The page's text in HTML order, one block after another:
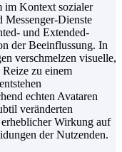
im Kontext sozialer
Dienste
und Extended-
der Beeinflussung. In
verschmelzen visuelle,
zu einem
echten Avataren
veränderten
Wirkung auf
der Nutzenden.